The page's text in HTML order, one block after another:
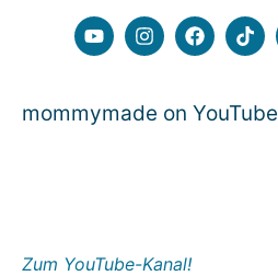
mommymade on YouTube
Zum YouTube-Kanal!